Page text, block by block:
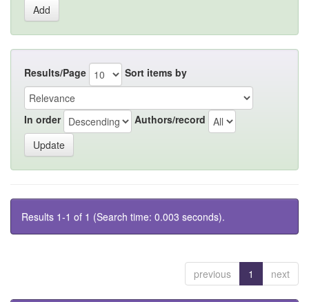
Results/Page Sort items by
In order Authors/record
Results 1-1 of 1 (Search time: 0.003 seconds).
previous 1 next